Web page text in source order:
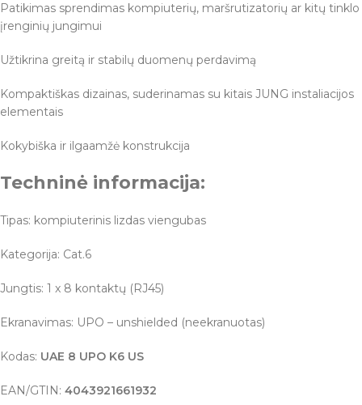
Patikimas sprendimas kompiuterių, maršrutizatorių ar kitų tinklo
įrenginių jungimui
Užtikrina greitą ir stabilų duomenų perdavimą
Kompaktiškas dizainas, suderinamas su kitais JUNG instaliacijos
elementais
Kokybiška ir ilgaamžė konstrukcija
Techninė informacija:
Tipas: kompiuterinis lizdas viengubas
Kategorija: Cat.6
Jungtis: 1 x 8 kontaktų (RJ45)
Ekranavimas: UPO – unshielded (neekranuotas)
Kodas: UAE 8 UPO K6 US
EAN/GTIN: 4043921661932